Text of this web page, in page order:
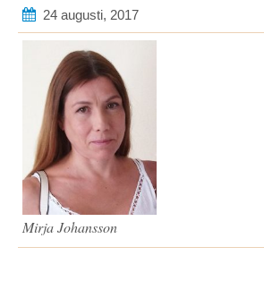
24 augusti, 2017
Mirja Johansson